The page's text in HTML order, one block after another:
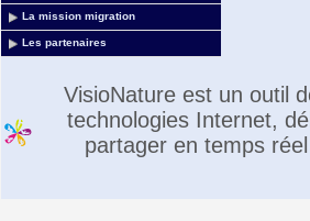
La mission migration
Les partenaires
VisioNature est un outil
technologies Internet,
partager en temps